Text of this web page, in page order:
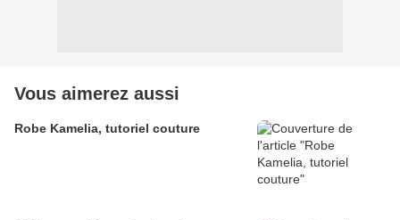
Vous aimerez aussi
Robe Kamelia, tutoriel couture